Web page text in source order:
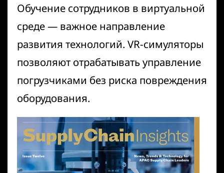
Обучение сотрудников в виртуальной
среде — важное направление
развития технологий. VR-симуляторы
позволяют отрабатывать управление
погрузчиками без риска повреждения
оборудования.